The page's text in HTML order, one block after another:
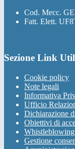
Cod. Mecc.
Fatt. Elett.
Sezione Link
Cookie policy
Note legali
Informativa
Ufficio
Dichiarazione
Obiettivi di
Whistleblowing
Gestione